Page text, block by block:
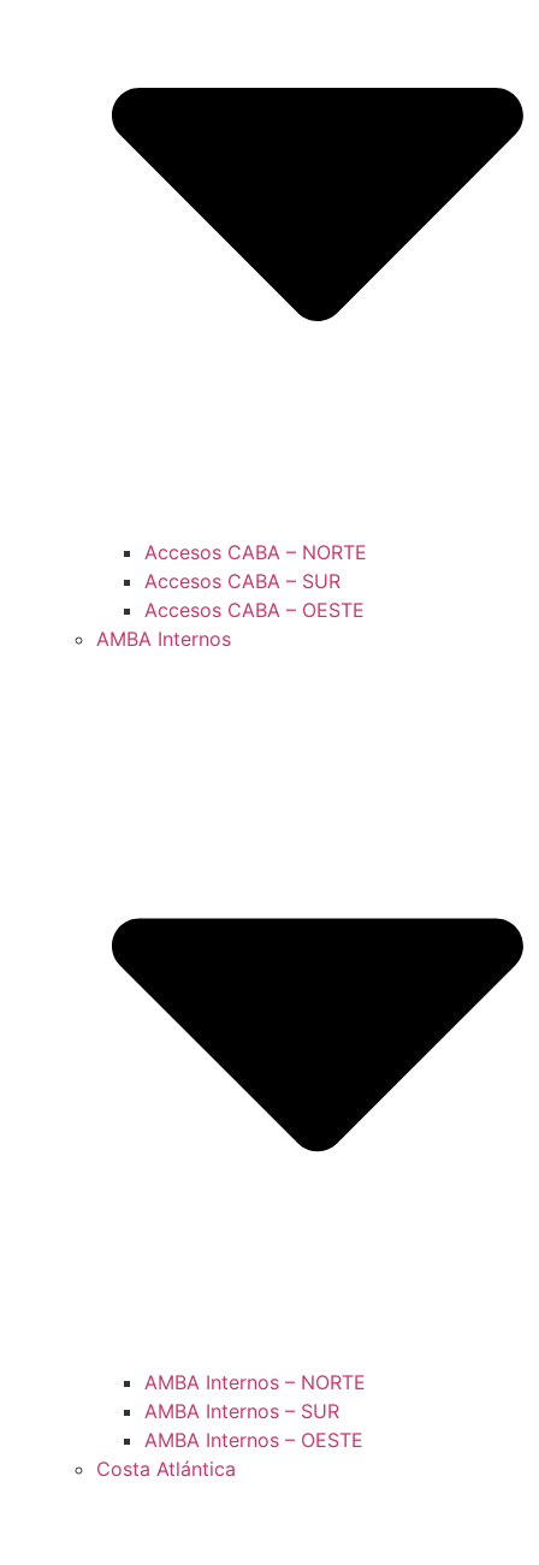
Accesos CABA – NORTE
Accesos CABA – SUR
Accesos CABA – OESTE
AMBA Internos
AMBA Internos – NORTE
AMBA Internos – SUR
AMBA Internos – OESTE
Costa Atlántica